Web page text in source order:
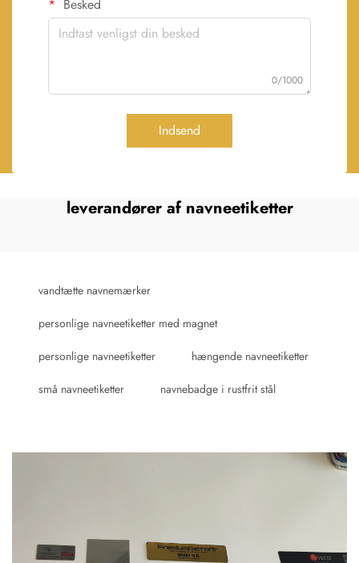
Besked
0/1000
Indsend
leverandører af navneetiketter
vandtætte navnemærker
personlige navneetiketter med magnet
personlige navneetiketter hængende navneetiketter
små navneetiketter navnebadge i rustfrit stål